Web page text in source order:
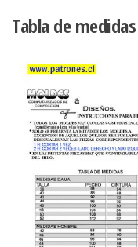
Tabla de medidas